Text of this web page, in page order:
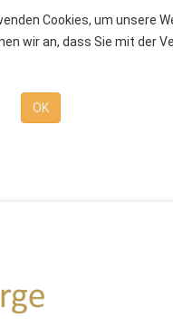
Cookies, um unsere
wir an, dass Sie mit der
OK